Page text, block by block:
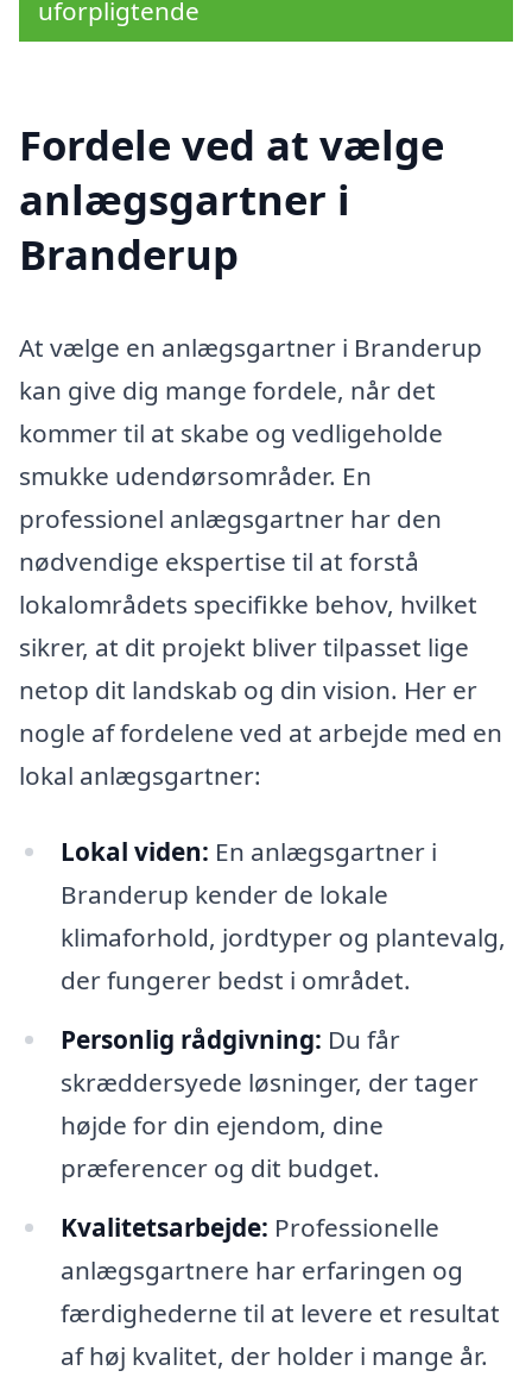
uforpligtende
Fordele ved at vælge
anlægsgartner i
Branderup
At vælge en anlægsgartner i Branderup
kan give dig mange fordele, når det
kommer til at skabe og vedligeholde
smukke udendørsområder. En
professionel anlægsgartner har den
nødvendige ekspertise til at forstå
lokalområdets specifikke behov, hvilket
sikrer, at dit projekt bliver tilpasset lige
netop dit landskab og din vision. Her er
nogle af fordelene ved at arbejde med en
lokal anlægsgartner:
Lokal viden: En anlægsgartner i
Branderup kender de lokale
klimaforhold, jordtyper og plantevalg,
der fungerer bedst i området.
Personlig rådgivning: Du får
skræddersyede løsninger, der tager
højde for din ejendom, dine
præferencer og dit budget.
Kvalitetsarbejde: Professionelle
anlægsgartnere har erfaringen og
færdighederne til at levere et resultat
af høj kvalitet, der holder i mange år.